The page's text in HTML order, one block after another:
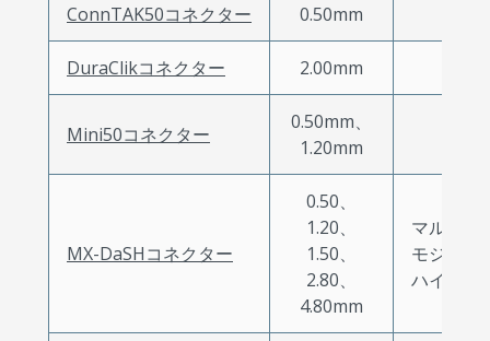
ConnTAK50コネクター 0.50mm
DuraClikコネクター 2.00mm
Mini50コネクター
0.50mm、
1.20mm
MX-DaSHコネクター
0.50、
1.20、
1.50、
2.80、
4.80mm
マルチプ
モジュラ
ハイブリ